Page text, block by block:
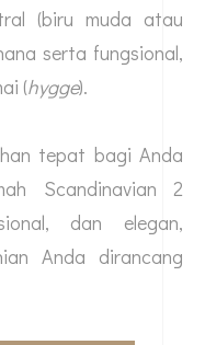
(biru muda atau
serta fungsional,
(hygge).
tepat bagi Anda
Scandinavian 2
dan elegan,
Anda dirancang